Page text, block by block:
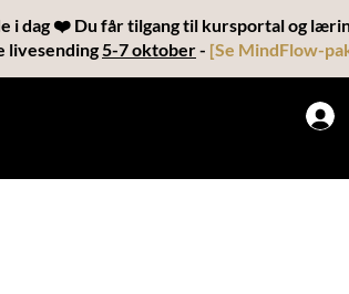
i dag ❤️ Du får tilgang til kursportal og
livesending5-7 oktober- [Se MindFlow-